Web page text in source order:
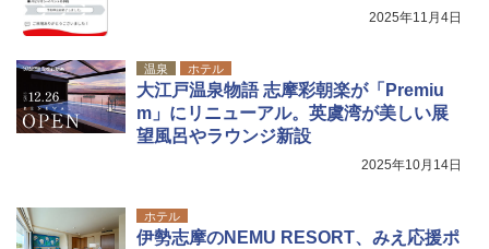
2025年11月4日
温泉 ホテル
大江戸温泉物語 志摩彩朝楽が「Premiu
m」にリニューアル。英虞湾が美しい展
望風呂やラウンジ新設
2025年10月14日
ホテル
伊勢志摩のNEMU RESORT、みえ応援ポ